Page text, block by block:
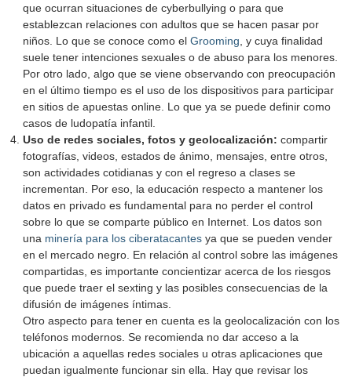
que ocurran situaciones de cyberbullying o para que
establezcan relaciones con adultos que se hacen pasar por
niños. Lo que se conoce como el Grooming , y cuya finalidad
suele tener intenciones sexuales o de abuso para los menores.
Por otro lado, algo que se viene observando con preocupación
en el último tiempo es el uso de los dispositivos para participar
en sitios de apuestas online. Lo que ya se puede definir como
casos de ludopatía infantil.
Uso de redes sociales, fotos y geolocalización: compartir
fotografías, videos, estados de ánimo, mensajes, entre otros,
son actividades cotidianas y con el regreso a clases se
incrementan. Por eso, la educación respecto a mantener los
datos en privado es fundamental para no perder el control
sobre lo que se comparte público en Internet. Los datos son
una minería para los ciberatacantes ya que se pueden vender
en el mercado negro. En relación al control sobre las imágenes
compartidas, es importante concientizar acerca de los riesgos
que puede traer el sexting y las posibles consecuencias de la
difusión de imágenes íntimas.
Otro aspecto para tener en cuenta es la geolocalización con los
teléfonos modernos. Se recomienda no dar acceso a la
ubicación a aquellas redes sociales u otras aplicaciones que
puedan igualmente funcionar sin ella. Hay que revisar los